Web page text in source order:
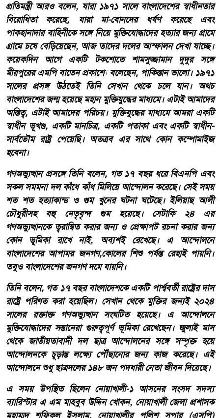
প্রতিমন্ত্রী আরও বলেন, যারা ১৯৭১ সালে বাংলাদেশের স্বাধীনতার
বিরোধিতা করেছে, যারা মা-বোনদের ধর্ষণ করেছে এবং
পাকহানাদার বাহিনীকে সঙ্গে নিয়ে মুক্তিযোদ্ধাদের হত্যার জন্য গ্রামে
গ্রামে চষে বেড়িয়েছেন, আজ তাদের দলের আস্ফালন দেখা যাচ্ছে।
কয়েকদিন আগে একটি টকশোতে শামসুজ্জামান দুদুর সঙ্গে
মীরপুরের এমপি বাতেন প্রকাশ্যে বলেছেন, পাকিস্তান ভালো। ১৯৭১
সালের প্রসঙ্গ উঠতেই তিনি সেখান থেকে চলে যান। অথচ
বাংলাদেশের জন্ম হয়েছে মহান মুক্তিযুদ্ধের মাধ্যমে। এটাই আমাদের
অস্তিত্ব, এটাই আমাদের পরিচয়। মুক্তিযুদ্ধের মাধ্যমে আমরা একটি
স্বাধীন ভূখণ্ড, একটি মানচিত্র, একটি পতাকা এবং একটি স্বাধীন-
সার্বভৌম রাষ্ট্র পেয়েছি। অতত্রব এর সাথে কোন কম্পোমাইজ
হবেনা।
গণঅভ্যুত্থান প্রসঙ্গে তিনি বলেন, গত ১৭ বছর ধরে বিএনপি এবং
সকল সমমনা দল কাঁধে কাঁধ মিলিয়ে আন্দোলন করেছে। সেই সময়
শত শত হত্যাকান্ড ও গুম খুনের ঘটনা ঘটেছে। ইলিয়াছ আলী
চৌধুরীসহ বহু নেতৃবৃন্দ গুম হয়েছে। সেটাকি ২৪ এর
গণঅভ্যুত্থানকে ত্বরান্বিত করার জন্য ও প্রেক্ষাপট রচনা করার জন্য
কোন ভূমিকা রাখে নাই, অব্যশই রেখেছে। এ আন্দোলনে
বাংলাদেশের আপামর জনগণ,কোলের শিশু পর্যন্ত রেহাই পায়নি।
তবুও বাংলাদেশের জনগণ দমে যায়নি।
তিনি বলেন, গত ১৭ বছর বাংলাদেশকে একটি পার্শ্ববর্তী রাষ্ট্রের দাস
রাষ্ট্রে পরিণত করা হয়েছিল। সেখান থেকে মুক্তির জন্যই ২০২৪
সালের রক্তাক্ত গণঅভ্যুত্থান সংঘটিত হয়েছে। এ আন্দোলনে
মুক্তিযোদ্ধাদের সন্তানেরা গুরুত্বপূর্ণ ভূমিকা রেখেছেন। জুলাই মাস
থেকে জাতীয়তাবাদী দল ছাত্র আন্দোলনের সঙ্গে সম্পৃক্ত হয়ে
আন্দোলনকে চূড়ান্ত লক্ষ্যে পৌঁছানোর জন্য কাজ করেছে। এই
আন্দোলনে শুধু ছাত্রদলের ১৪৮ জন পদধারী নেতা জীবন দিয়েছে।
এ সময় উপস্থিত ছিলেন নোয়াখালী-১ আসনের সংসদ সদস্য
ব্যারিস্টার এ এম মাহবুব উদ্দিন খোকন, নোয়াখালী জেলা প্রশাসক